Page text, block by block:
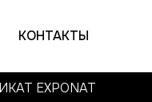
КОНТАКТЫ
EXPONAT